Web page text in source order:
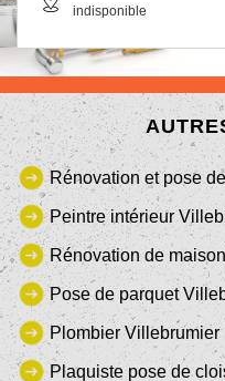
indisponible
Rénovation et pose
Peintre intérieur
Rénovation de
Pose de parquet
Plombier Villebrumier
Plaquiste pose de